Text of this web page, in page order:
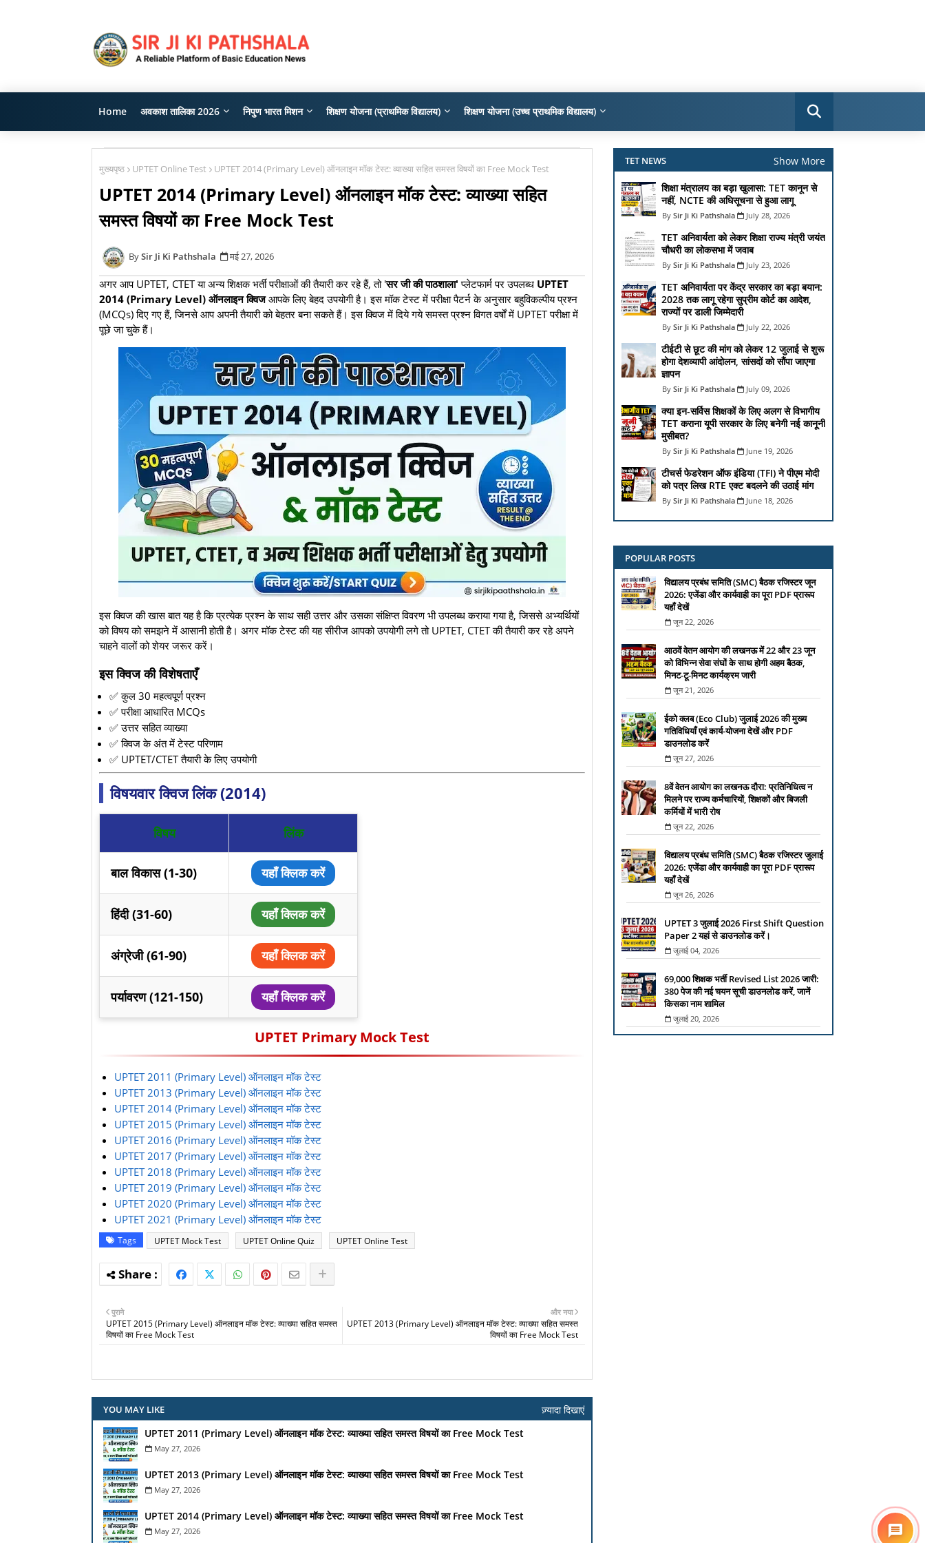
Home अवकाश तालिका 2026 निपुण भारत मिशन शिक्षण योजना (प्राथमिक विद्यालय) शिक्षण योजना (उच्च प्राथमिक विद्यालय)
मुख्यपृष्ठ UPTET Online Test UPTET 2014 (Primary Level) ऑनलाइन मॉक टेस्ट: व्याख्या सहित समस्त विषयों का Free Mock Test
UPTET 2014 (Primary Level) ऑनलाइन मॉक टेस्ट: व्याख्या सहित
समस्त विषयों का Free Mock Test
Sir Ji Ki Pathshala मई 27, 2026
अगर आप UPTET, CTET या अन्य शिक्षक भर्ती परीक्षाओं की तैयारी कर रहे हैं, तो 'सर जी की पाठशाला' प्लेटफार्म पर उपलब्ध UPTET
2014 (Primary Level) ऑनलाइन क्विजआपके लिए बेहद उपयोगी है। इस मॉक टेस्ट में परीक्षा पैटर्न के अनुसार बहुविकल्पीय प्रश्न
(MCQs) दिए गए हैं, जिनसे आप अपनी तैयारी को बेहतर बना सकते हैं। इस क्विज में दिये गये समस्त प्रश्न विगत वर्षों में UPTET परीक्षा में
पूछे जा चुके हैं।
इस क्विज की खास बात यह है कि प्रत्येक प्रश्न के साथ सही उत्तर और उसका संक्षिप्त विवरण भी उपलब्ध कराया गया है, जिससे अभ्यर्थियों
को विषय को समझने में आसानी होती है। अगर मॉक टेस्ट की यह सीरीज आपको उपयोगी लगे तो UPTET, CTET की तैयारी कर रहे अपने
चाहने वालों को शेयर जरूर करें।
इस क्विज की विशेषताएँ
✅ कुल 30 महत्वपूर्ण प्रश्न
✅ परीक्षा आधारित MCQs
✅ उत्तर सहित व्याख्या
✅ क्विज के अंत में टेस्ट परिणाम
✅ UPTET/CTET तैयारी के लिए उपयोगी
विषयवार क्विज लिंक (2014)
विषय लिंक
बाल विकास (1-30) यहाँ क्लिक करें
हिंदी (31-60) यहाँ क्लिक करें
अंग्रेजी (61-90) यहाँ क्लिक करें
पर्यावरण (121-150) यहाँ क्लिक करें
UPTET Primary Mock Test
UPTET 2011 (Primary Level) ऑनलाइन मॉक टेस्ट
UPTET 2013 (Primary Level) ऑनलाइन मॉक टेस्ट
UPTET 2014 (Primary Level) ऑनलाइन मॉक टेस्ट
UPTET 2015 (Primary Level) ऑनलाइन मॉक टेस्ट
UPTET 2016 (Primary Level) ऑनलाइन मॉक टेस्ट
UPTET 2017 (Primary Level) ऑनलाइन मॉक टेस्ट
UPTET 2018 (Primary Level) ऑनलाइन मॉक टेस्ट
UPTET 2019 (Primary Level) ऑनलाइन मॉक टेस्ट
UPTET 2020 (Primary Level) ऑनलाइन मॉक टेस्ट
UPTET 2021 (Primary Level) ऑनलाइन मॉक टेस्ट
Tags UPTET Mock Test UPTET Online Quiz UPTET Online Test
और नया
UPTET 2013 (Primary Level) ऑनलाइन मॉक टेस्ट: व्याख्या सहित समस्त
विषयों का Free Mock Test
पुराने
UPTET 2015 (Primary Level) ऑनलाइन मॉक टेस्ट: व्याख्या सहित समस्त
विषयों का Free Mock Test
YOU MAY LIKE
ज़्यादा दिखाएं
UPTET 2011 (Primary Level) ऑनलाइन मॉक टेस्ट: व्याख्या सहित समस्त विषयों का Free Mock Test
May 27, 2026
UPTET 2013 (Primary Level) ऑनलाइन मॉक टेस्ट: व्याख्या सहित समस्त विषयों का Free Mock Test
May 27, 2026
UPTET 2014 (Primary Level) ऑनलाइन मॉक टेस्ट: व्याख्या सहित समस्त विषयों का Free Mock Test
May 27, 2026
TET NEWS Show More
शिक्षा मंत्रालय का बड़ा खुलासा: TET कानून से
नहीं, NCTE की अधिसूचना से हुआ लागू
Sir Ji Ki Pathshala July 28, 2026
TET अनिवार्यता को लेकर शिक्षा राज्य मंत्री जयंत
चौधरी का लोकसभा में जवाब
Sir Ji Ki Pathshala July 23, 2026
TET अनिवार्यता पर केंद्र सरकार का बड़ा बयान:
2028 तक लागू रहेगा सुप्रीम कोर्ट का आदेश,
राज्यों पर डाली जिम्मेदारी
Sir Ji Ki Pathshala July 22, 2026
टीईटी से छूट की मांग को लेकर 12 जुलाई से शुरू
होगा देशव्यापी आंदोलन, सांसदों को सौंपा जाएगा
ज्ञापन
Sir Ji Ki Pathshala July 09, 2026
क्या इन-सर्विस शिक्षकों के लिए अलग से विभागीय
TET कराना यूपी सरकार के लिए बनेगी नई कानूनी
मुसीबत?
Sir Ji Ki Pathshala June 19, 2026
टीचर्स फेडरेशन ऑफ इंडिया (TFI) ने पीएम मोदी
को पत्र लिख RTE एक्ट बदलने की उठाई मांग
Sir Ji Ki Pathshala June 18, 2026
POPULAR POSTS
विद्यालय प्रबंध समिति (SMC) बैठक रजिस्टर जून
2026: एजेंडा और कार्यवाही का पूरा PDF प्रारूप
यहाँ देखें
जून 22, 2026
आठवें वेतन आयोग की लखनऊ में 22 और 23 जून
को विभिन्न सेवा संघों के साथ होगी अहम बैठक,
मिनट-टू-मिनट कार्यक्रम जारी
जून 21, 2026
ईको क्लब (Eco Club) जुलाई 2026 की मुख्य
गतिविधियाँ एवं कार्य-योजना देखें और PDF
डाउनलोड करें
जून 27, 2026
8वें वेतन आयोग का लखनऊ दौरा: प्रतिनिधित्व न
मिलने पर राज्य कर्मचारियों, शिक्षकों और बिजली
कर्मियों में भारी रोष
जून 22, 2026
विद्यालय प्रबंध समिति (SMC) बैठक रजिस्टर जुलाई
2026: एजेंडा और कार्यवाही का पूरा PDF प्रारूप
यहाँ देखें
जून 26, 2026
UPTET 3 जुलाई 2026 First Shift Question
Paper 2 यहां से डाउनलोड करें।
जुलाई 04, 2026
69,000 शिक्षक भर्ती Revised List 2026 जारी:
380 पेज की नई चयन सूची डाउनलोड करें, जानें
किसका नाम शामिल
जुलाई 20, 2026